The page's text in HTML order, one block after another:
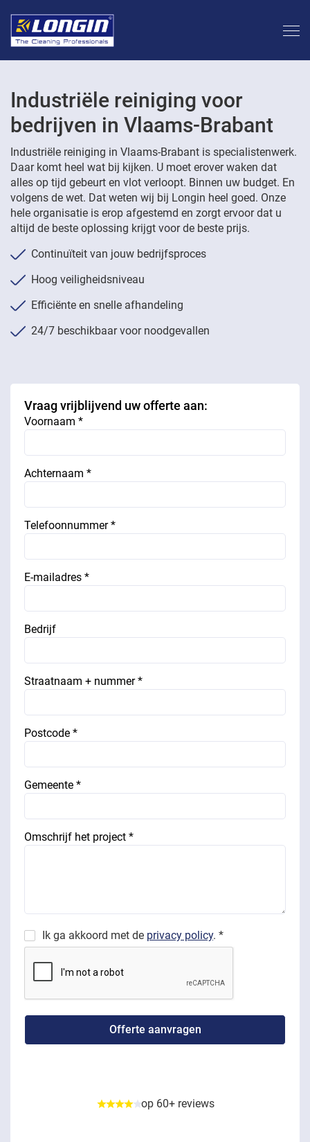
Industriële reiniging voor
bedrijven in Vlaams-Brabant
Industriële reiniging in Vlaams-Brabant is specialistenwerk.
Daar komt heel wat bij kijken. U moet erover waken dat
alles op tijd gebeurt en vlot verloopt. Binnen uw budget. En
volgens de wet. Dat weten wij bij Longin heel goed. Onze
hele organisatie is erop afgestemd en zorgt ervoor dat u
altijd de beste oplossing krijgt voor de beste prijs.
Continuïteit van jouw bedrijfsproces
Hoog veiligheidsniveau
Efficiënte en snelle afhandeling
24/7 beschikbaar voor noodgevallen
Vraag vrijblijvend uw offerte aan:
Voornaam *
Achternaam *
Telefoonnummer *
E-mailadres *
Bedrijf
Straatnaam + nummer *
Postcode *
Gemeente *
Omschrijf het project *
Ik ga akkoord met de privacy policy. *
op 60+ reviews